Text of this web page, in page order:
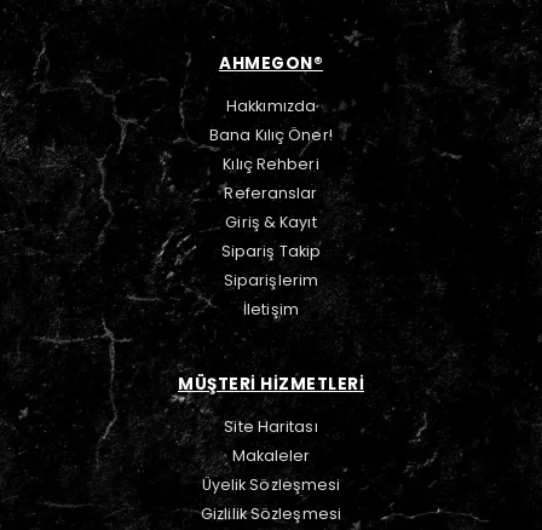
AHMEGON®
Hakkımızda
Bana Kılıç Öner!
Kılıç Rehberi
Referanslar
Giriş & Kayıt
Sipariş Takip
Siparişlerim
İletişim
MÜŞTERİ HİZMETLERİ
Site Haritası
Makaleler
Üyelik Sözleşmesi
Gizlilik Sözleşmesi